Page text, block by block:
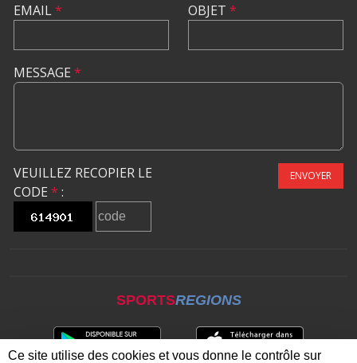
EMAIL* OBJET *
MESSAGE *
VEUILLEZ RECOPIER LE
CODE * :
ENVOYER
SPORTSREGIONS
Ce site utilise des cookies et vous donne le contrôle sur